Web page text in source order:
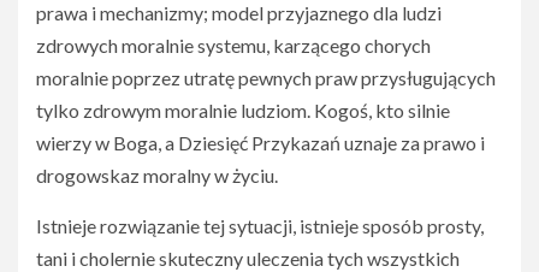
prawa i mechanizmy; model przyjaznego dla ludzi
zdrowych moralnie systemu, karzącego chorych
moralnie poprzez utratę pewnych praw przysługujących
tylko zdrowym moralnie ludziom. Kogoś, kto silnie
wierzy w Boga, a Dziesięć Przykazań uznaje za prawo i
drogowskaz moralny w życiu.
Istnieje rozwiązanie tej sytuacji, istnieje sposób prosty,
tani i cholernie skuteczny uleczenia tych wszystkich